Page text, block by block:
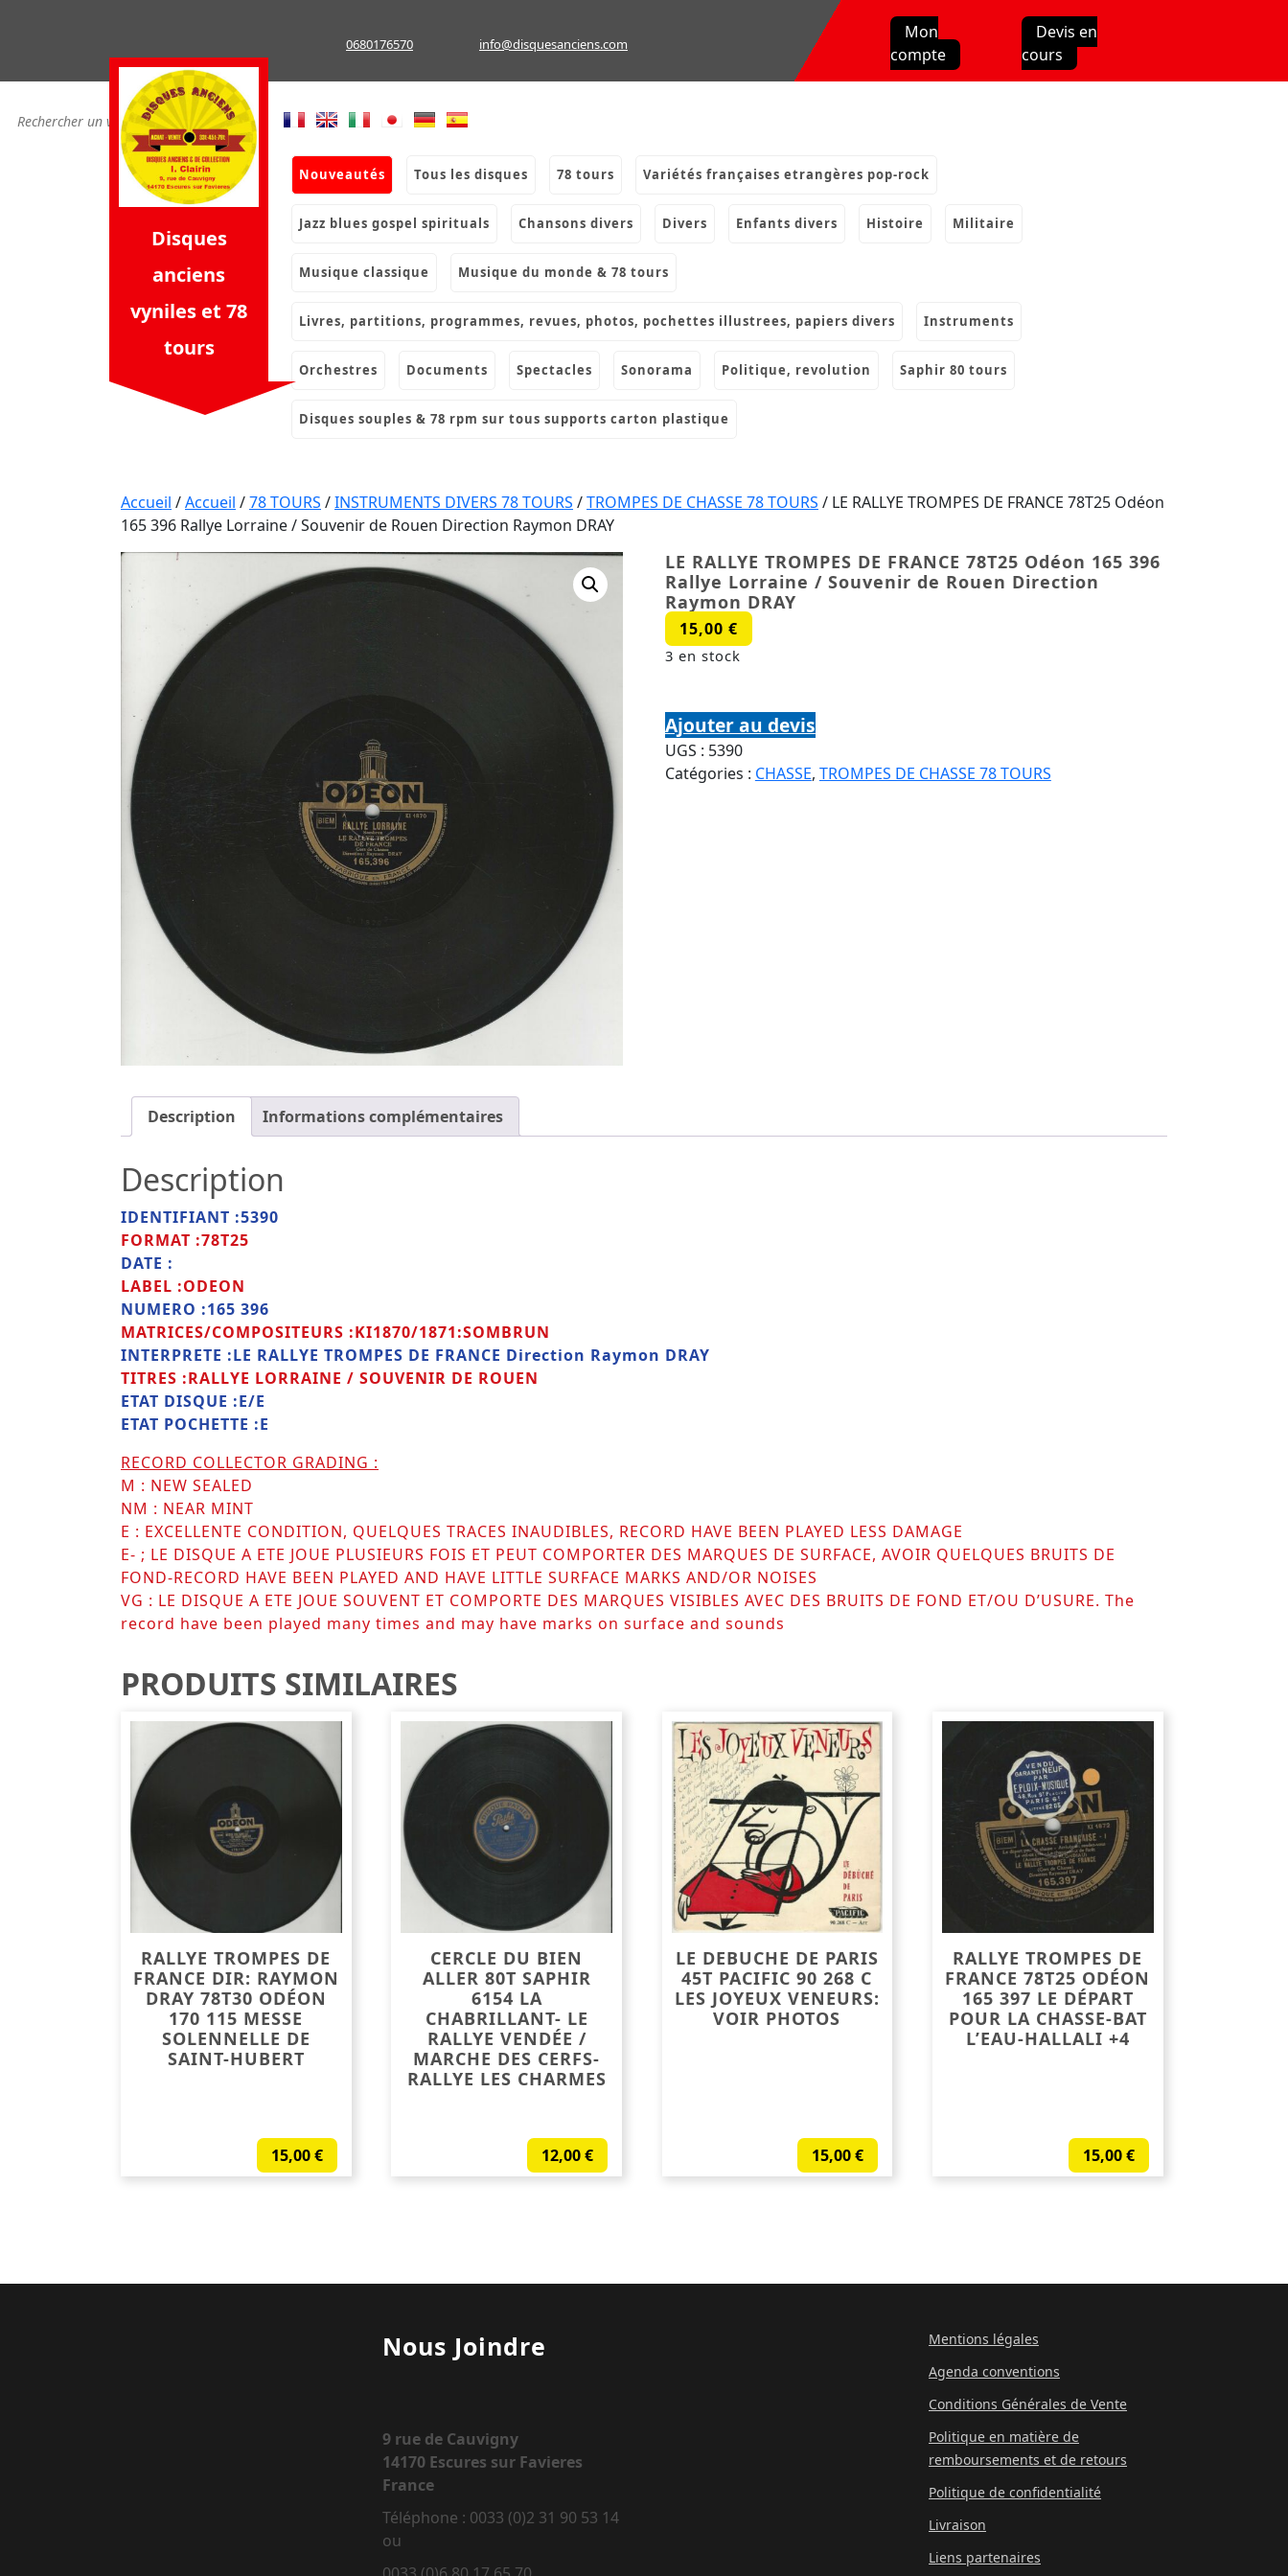
0680176570 info@disquesanciens.com
Mon
compte
Devis en
cours
Disques
anciens
vyniles et 78
tours
nouveautés tous les disques 78 tours variétés françaises etrangères pop-rock
jazz blues gospel spirituals chansons divers divers enfants divers histoire militaire
musique classique musique du monde & 78 tours
livres, partitions, programmes, revues, photos, pochettes illustrees, papiers divers instruments
orchestres documents spectacles sonorama politique, revolution saphir 80 tours
disques souples & 78 rpm sur tous supports carton plastique
Accueil /Accueil /78 TOURS /INSTRUMENTS DIVERS 78 TOURS /TROMPES DE CHASSE 78 TOURS / LE RALLYE TROMPES DE FRANCE 78T25 Odéon
165 396 Rallye Lorraine / Souvenir de Rouen Direction Raymon DRAY
LE RALLYE TROMPES DE FRANCE 78T25 Odéon 165 396
Rallye Lorraine / Souvenir de Rouen Direction
Raymon DRAY
15,00 €
3 en stock
Ajouter au devis
UGS : 5390
Catégories : CHASSE, TROMPES DE CHASSE 78 TOURS
Description Informations complémentaires
Description
IDENTIFIANT :5390
FORMAT :78T25
DATE :
LABEL :ODEON
NUMERO :165 396
MATRICES/COMPOSITEURS :KI1870/1871:SOMBRUN
INTERPRETE :LE RALLYE TROMPES DE FRANCE Direction Raymon DRAY
TITRES :RALLYE LORRAINE / SOUVENIR DE ROUEN
ETAT DISQUE :E/E
ETAT POCHETTE :E
RECORD COLLECTOR GRADING :
M : NEW SEALED
NM : NEAR MINT
E : EXCELLENTE CONDITION, QUELQUES TRACES INAUDIBLES, RECORD HAVE BEEN PLAYED LESS DAMAGE
E- ; LE DISQUE A ETE JOUE PLUSIEURS FOIS ET PEUT COMPORTER DES MARQUES DE SURFACE, AVOIR QUELQUES BRUITS DE
FOND-RECORD HAVE BEEN PLAYED AND HAVE LITTLE SURFACE MARKS AND/OR NOISES
VG : LE DISQUE A ETE JOUE SOUVENT ET COMPORTE DES MARQUES VISIBLES AVEC DES BRUITS DE FOND ET/OU D’USURE. The
record have been played many times and may have marks on surface and sounds
PRODUITS SIMILAIRES
RALLYE TROMPES DE
FRANCE DIR: RAYMON
DRAY 78T30 ODÉON
170 115 MESSE
SOLENNELLE DE
SAINT-HUBERT
15,00€
CERCLE DU BIEN
ALLER 80T SAPHIR
6154 LA
CHABRILLANT- LE
RALLYE VENDÉE /
MARCHE DES CERFS-
RALLYE LES CHARMES
12,00€
LE DEBUCHE DE PARIS
45T PACIFIC 90 268 C
LES JOYEUX VENEURS:
VOIR PHOTOS
15,00€
RALLYE TROMPES DE
FRANCE 78T25 ODÉON
165 397 LE DÉPART
POUR LA CHASSE-BAT
L’EAU-HALLALI +4
15,00€
Nous Joindre
9 rue de Cauvigny
14170 Escures sur Favieres
France
Téléphone : 0033 (0)2 31 90 53 14
ou
Mentions légales
Agenda conventions
Conditions Générales de Vente
Politique en matière de
remboursements et de retours
Politique de confidentialité
Livraison
Liens partenaires